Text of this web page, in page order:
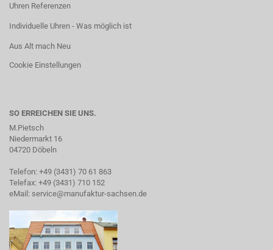
Uhren Referenzen
Individuelle Uhren - Was möglich ist
Aus Alt mach Neu
Cookie Einstellungen
SO ERREICHEN SIE UNS.
M.Pietsch
Niedermarkt 16
04720 Döbeln
Telefon: +49 (3431) 70 61 863
Telefax: +49 (3431) 710 152
eMail: service@manufaktur-sachsen.de